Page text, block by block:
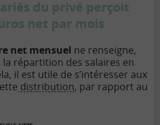
du privé perçoit
net par mois
net mensuel ne renseigne,
répartition des salaires en
il est utile de s’intéresser aux
distribution, par rapport au